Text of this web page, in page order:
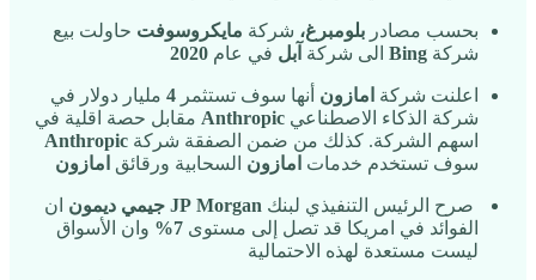
بحسب مصادر بلومبرغ، شركة مايكروسوفت حاولت بيع
شركة Bing الى شركة آبل في عام 2020
اعلنت شركة امازون أنها سوف تستثمر 4 مليار دولار في
شركة الذكاء الاصطناعي Anthropic مقابل حصة اقلية في
اسهم الشركة. كذلك من ضمن الصفقة شركة Anthropic
سوف تستخدم خدمات امازون السحابية ورقائق امازون
صرح الرئيس التنفيذي لبنك JP Morgan جيمي ديمون ان
الفوائد في امريكا قد تصل إلى مستوى 7%
وان الأسواق
ليست مستعدة لهذه الاحتمالية